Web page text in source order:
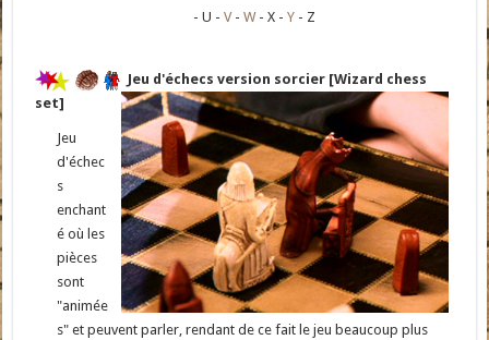
U
V W X Y Z
Jeu d'échecs version sorcier [Wizard chess
set]
Jeu
d'échec
s
enchant
é où les
pièces
sont
"animée
s" et peuvent parler, rendant de ce fait le jeu beaucoup plus